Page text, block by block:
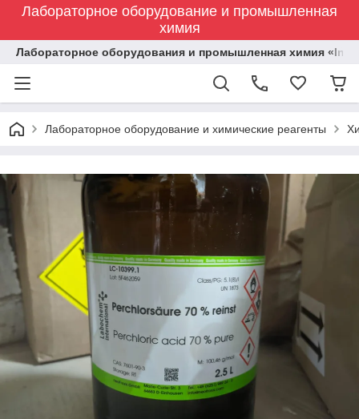
Лабораторное оборудование и промышленная
химия
Лабораторное оборудования и промышленная химия
Лабораторное оборудование и химические реагенты